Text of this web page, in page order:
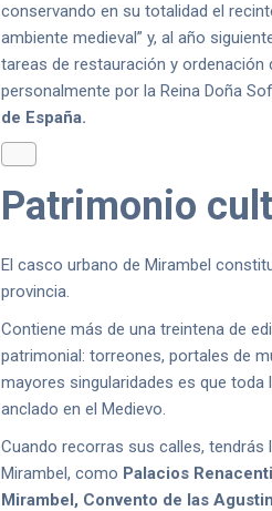
conservando en su totalidad el
ambiente medieval” y, al año
tareas de restauración y ordenación
personalmente por la Reina Doña
de España.
Patrimonio
El casco urbano de Mirambel
provincia.
Contiene más de una treintena de
patrimonial: torreones, portales de
mayores singularidades es que
anclado en el Medievo.
Cuando recorras sus calles,
Mirambel, como Palacios
Mirambel, Convento de las